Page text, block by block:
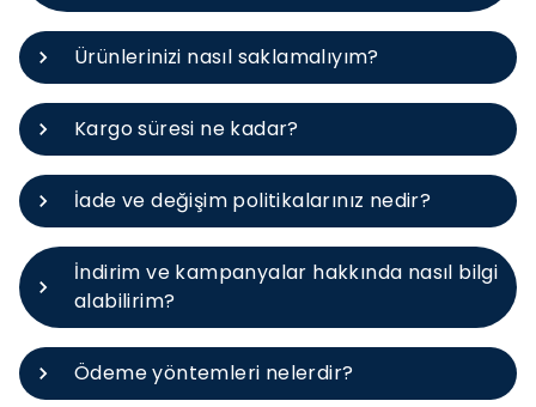
Ürünlerinizi nasıl saklamalıyım?
Kargo süresi ne kadar?
İade ve değişim politikalarınız nedir?
İndirim ve kampanyalar hakkında nasıl bilgi
alabilirim?
Ödeme yöntemleri nelerdir?